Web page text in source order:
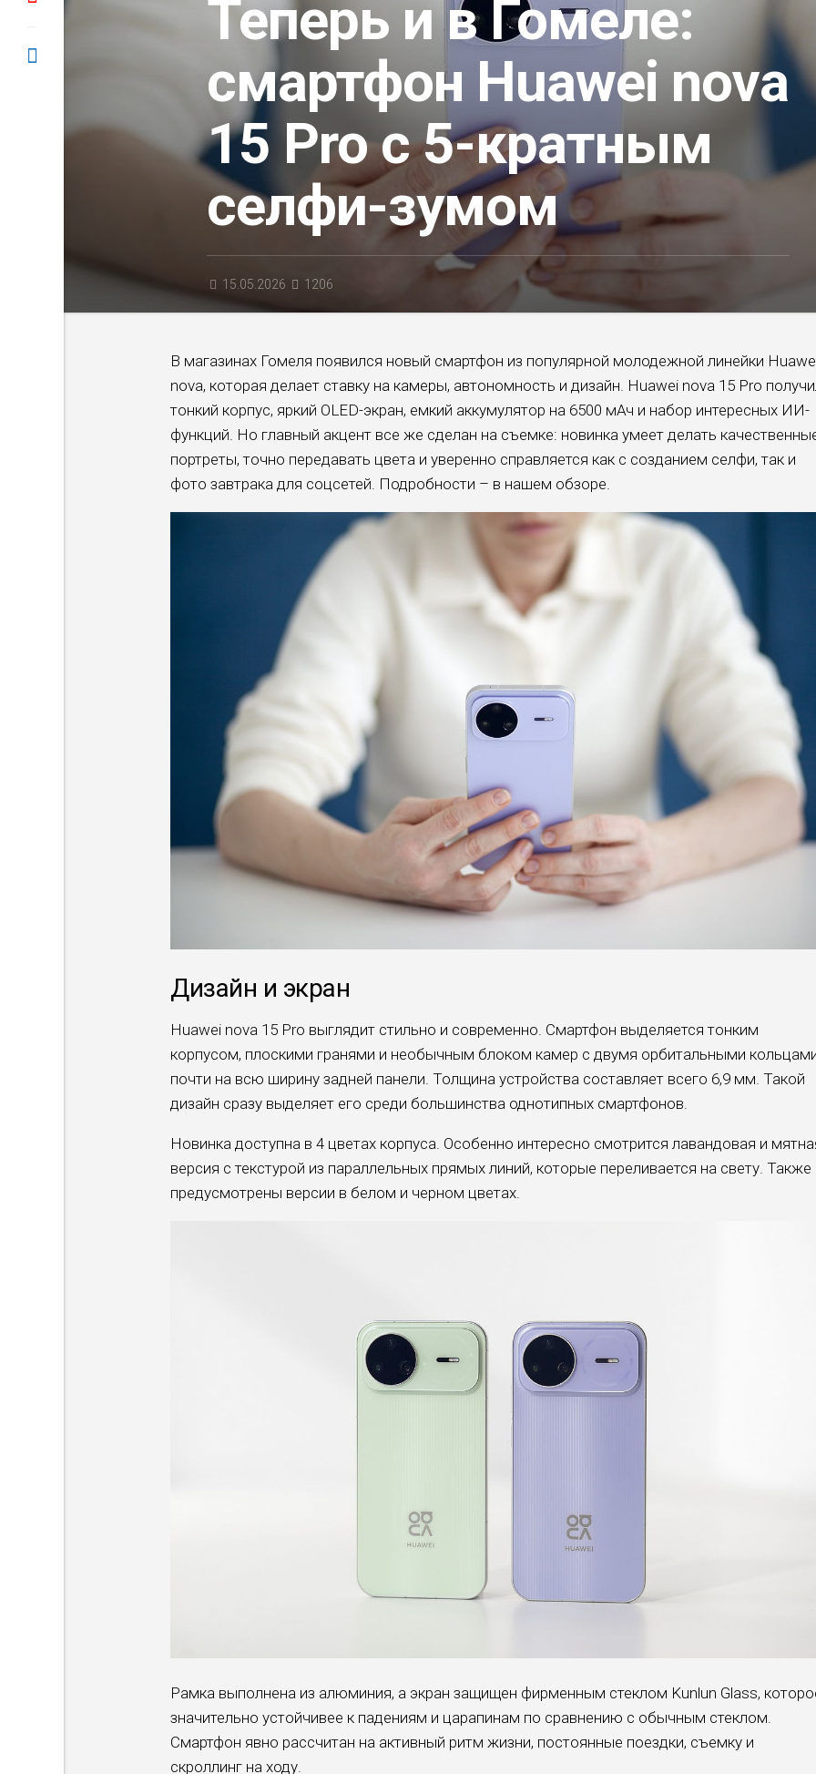
Теперь и в Гомеле:
смартфон Huawei nova
15 Pro с 5-кратным
селфи-зумом
15.05.2026 1206
В магазинах Гомеля появился новый смартфон из популярной молодежной линейки
nova, которая делает ставку на камеры, автономность и дизайн. Huawei nova 15 Pro
тонкий корпус, яркий OLED-экран, емкий аккумулятор на 6500 мАч и набор интересных ИИ-
функций. Но главный акцент все же сделан на съемке: новинка умеет делать
портреты, точно передавать цвета и уверенно справляется как с созданием селфи, так и
фото завтрака для соцсетей. Подробности – в нашем обзоре.
Дизайн и экран
Huawei nova 15 Pro выглядит стильно и современно. Смартфон выделяется тонким
корпусом, плоскими гранями и необычным блоком камер с двумя орбитальными
почти на всю ширину задней панели. Толщина устройства составляет всего 6,9 мм. Такой
дизайн сразу выделяет его среди большинства однотипных смартфонов.
Новинка доступна в 4 цветах корпуса. Особенно интересно смотрится лавандовая и
версия с текстурой из параллельных прямых линий, которые переливается на свету. Также
предусмотрены версии в белом и черном цветах.
Рамка выполнена из алюминия, а экран защищен фирменным стеклом Kunlun Glass,
значительно устойчивее к падениям и царапинам по сравнению с обычным стеклом.
Смартфон явно рассчитан на активный ритм жизни, постоянные поездки, съемку и
скроллинг на ходу.